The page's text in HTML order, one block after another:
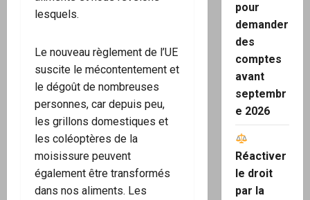
lesquels.
Le nouveau règlement de l’UE
suscite le mécontentement et
le dégoût de nombreuses
personnes, car depuis peu,
les grillons domestiques et
les coléoptères de la
moisissure peuvent
également être transformés
dans nos aliments. Les
pour
demander
des
comptes
avant
septembr
e 2026
Réactiver
le droit
par la